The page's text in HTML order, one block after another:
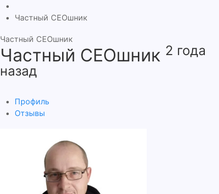
Частный СЕОшник
Частный СЕОшник
Частный СЕОшник 2 года
назад
Профиль
Отзывы